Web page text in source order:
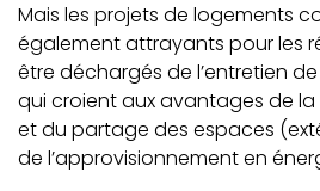
Mais les projets de logements
également attrayants pour les
être déchargés de l’entretien
qui croient aux avantages de
et du partage des espaces
de l’approvisionnement en